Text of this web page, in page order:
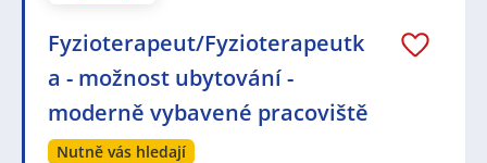
Fyzioterapeut/Fyzioterapeutk
a - možnost ubytování -
moderně vybavené pracoviště
Nutně vás hledají